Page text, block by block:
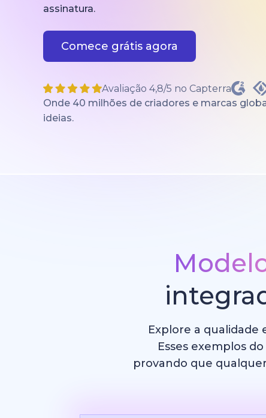
assinatura.
Comece grátis agora
Avaliação 4,8/5 no Capterra
Onde 40 milhões de criadores e marcas
ideias.
Explore a qualidade
Esses exemplos
provando que